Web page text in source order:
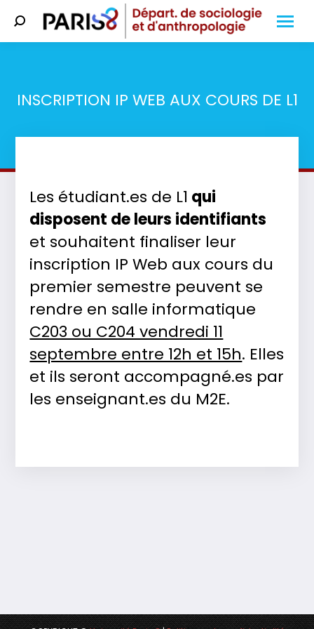
Search:
INSCRIPTION IP WEB AUX COURS DE L1
Les étudiant.es de L1 qui
disposent de leurs identifiants
et souhaitent finaliser leur
inscription IP Web aux cours du
premier semestre peuvent se
rendre en salle informatique
C203 ou C204 vendredi 11
septembre entre 12h et 15h. Elles
et ils seront accompagné.es par
les enseignant.es du M2E.